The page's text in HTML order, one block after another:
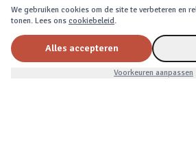
POPULAIRE MOMENTEN
Verjaardag
Moederdag
We gebruiken cookies om de site te verbeteren en
tonen. Lees ons cookiebeleid.
Alles accepteren
Voorkeuren aanpassen